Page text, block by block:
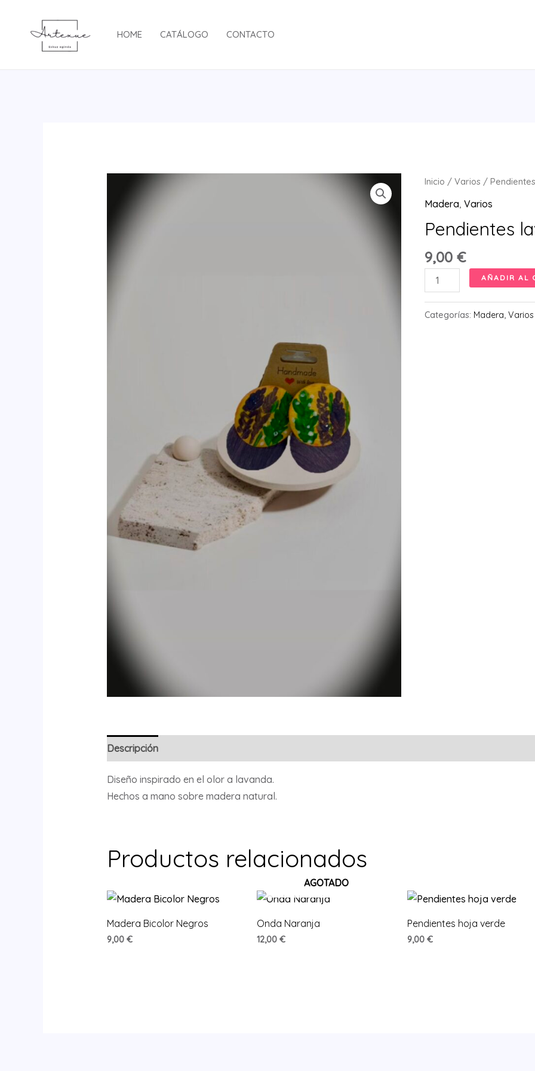
contenido
HOME CATÁLOGO CONTACTO
Inicio /Varios /
Madera,Varios
Pendientes
9,00€
Pendientes
lavanda
cantidad
AÑADIR AL
Categorías: Madera,Varios
Descripción
Diseño inspirado en el olor a lavanda.
Hechos a mano sobre madera natural.
Productos relacionados
Madera Bicolor Negros
9,00 €
AGOTADO
Onda Naranja
12,00€
Pendientes hoja verde
9,00 €